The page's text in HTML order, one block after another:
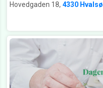
Hovedgaden 18, 4330 Hvalsø